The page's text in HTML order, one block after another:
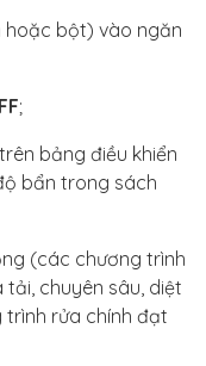
bột) vào ngăn
;
bảng điều khiển
bẩn trong sách
(các chương trình
chuyên sâu, diệt
trình rửa chính đạt